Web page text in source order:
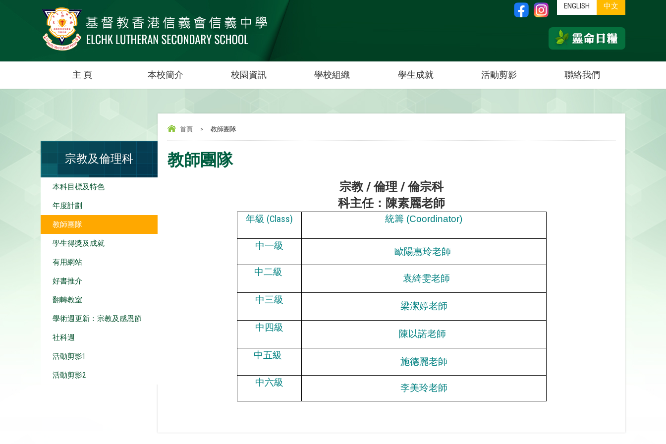
ENGLISH 中文
主 頁 本校簡介 校園資訊 學校組織 學生成就 活動剪影 聯絡我們
首頁 > 教師團隊
教師團隊
宗教 / 倫理 / 倫宗科
科主任：陳素麗老師
年級 (Class) 統籌 (Coordinator)
中一級
歐陽惠玲老師
中二級
袁綺雯老師
中三級
梁潔婷老師
中四級
陳以諾老師
中五級
施德麗老師
中六級
李美玲老師
宗教及倫理科
本科目標及特色
年度計劃
教師團隊
學生得獎及成就
有用網站
好書推介
翻轉教室
學術週更新：宗教及感恩節
社科週
活動剪影1
活動剪影2